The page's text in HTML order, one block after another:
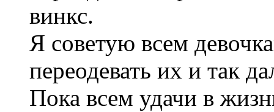
винкс.
Я советую всем
переодевать их и так
Пока всем удачи в